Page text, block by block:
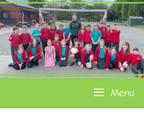
Skip
to
content
Menu